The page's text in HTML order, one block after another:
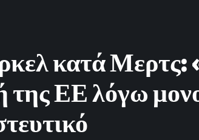
κατά Μερτς:
της ΕΕ λόγω